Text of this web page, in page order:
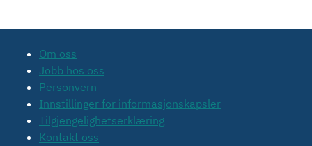
Om oss
Jobb hos oss
Personvern
Innstillinger for informasjonskapsler
Tilgjengelighetserklæring
Kontakt oss